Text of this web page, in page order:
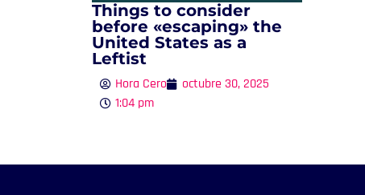
Things to consider
before «escaping» the
United States as a
Leftist
Hora Cero
octubre 30, 2025
1:04 pm